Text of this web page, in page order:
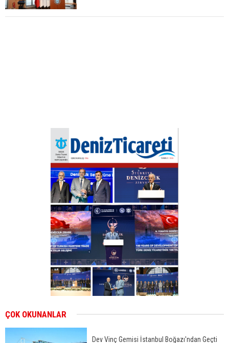
ÇOK OKUNANLAR
Dev Vinç Gemisi İstanbul Boğazı'ndan Geçti